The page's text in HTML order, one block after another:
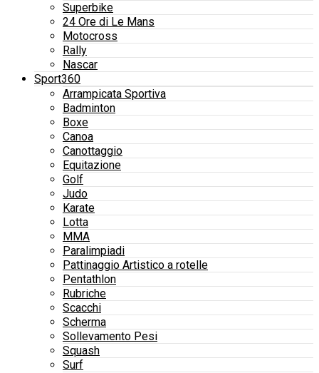
Superbike
24 Ore di Le Mans
Motocross
Rally
Nascar
Sport360
Arrampicata Sportiva
Badminton
Boxe
Canoa
Canottaggio
Equitazione
Golf
Judo
Karate
Lotta
MMA
Paralimpiadi
Pattinaggio Artistico a rotelle
Pentathlon
Rubriche
Scacchi
Scherma
Sollevamento Pesi
Squash
Surf